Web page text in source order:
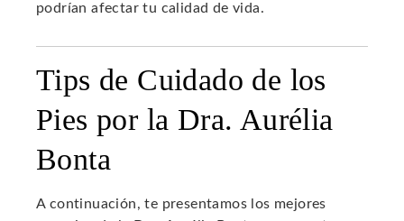
podrían afectar tu calidad de vida.
Tips de Cuidado de los
Pies por la Dra. Aurélia
Bonta
A continuación, te presentamos los mejores